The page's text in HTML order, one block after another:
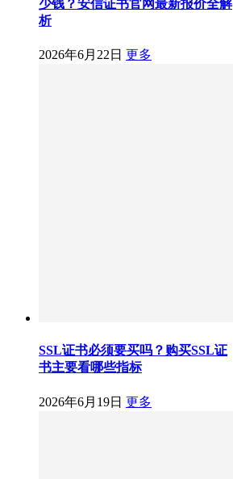
少钱？安信证书官网最新报价全解
析
2026年6月22日 更多
SSL证书必须要买吗？购买SSL证
书主要看哪些指标
2026年6月19日 更多